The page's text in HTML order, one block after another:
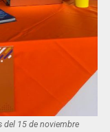
del 15 de noviembre